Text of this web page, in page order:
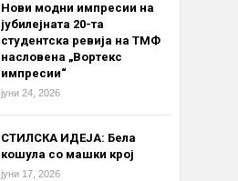
Нови модни импресии на
јубилејната 20-та
студентска ревија на ТМФ
насловена „Вортекс
импресии“
јуни 24, 2026
СТИЛСКА ИДЕЈА: Бела
кошула со машки крој
јуни 17, 2026